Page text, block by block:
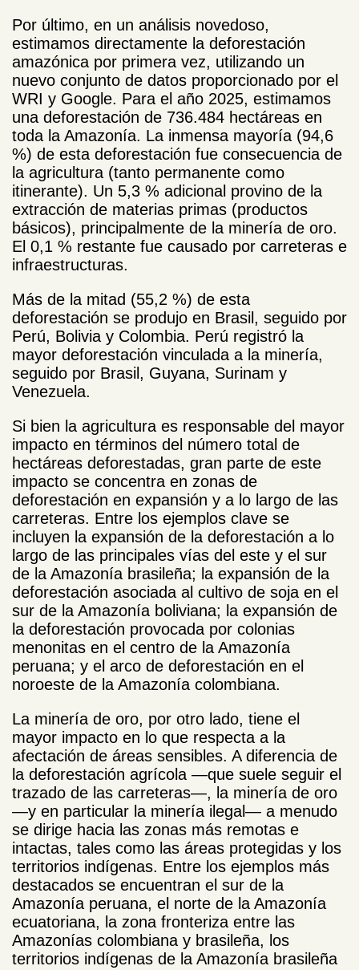
Por último, en un análisis novedoso,
estimamos directamente la deforestación
amazónica por primera vez, utilizando un
nuevo conjunto de datos proporcionado por el
WRI y Google. Para el año 2025, estimamos
una deforestación de 736.484 hectáreas en
toda la Amazonía. La inmensa mayoría (94,6
%) de esta deforestación fue consecuencia de
la agricultura (tanto permanente como
itinerante). Un 5,3 % adicional provino de la
extracción de materias primas (productos
básicos), principalmente de la minería de oro.
El 0,1 % restante fue causado por carreteras e
infraestructuras.
Más de la mitad (55,2 %) de esta
deforestación se produjo en Brasil, seguido por
Perú, Bolivia y Colombia. Perú registró la
mayor deforestación vinculada a la minería,
seguido por Brasil, Guyana, Surinam y
Venezuela.
Si bien la agricultura es responsable del mayor
impacto en términos del número total de
hectáreas deforestadas, gran parte de este
impacto se concentra en zonas de
deforestación en expansión y a lo largo de las
carreteras. Entre los ejemplos clave se
incluyen la expansión de la deforestación a lo
largo de las principales vías del este y el sur
de la Amazonía brasileña; la expansión de la
deforestación asociada al cultivo de soja en el
sur de la Amazonía boliviana; la expansión de
la deforestación provocada por colonias
menonitas en el centro de la Amazonía
peruana; y el arco de deforestación en el
noroeste de la Amazonía colombiana.
La minería de oro, por otro lado, tiene el
mayor impacto en lo que respecta a la
afectación de áreas sensibles. A diferencia de
la deforestación agrícola —que suele seguir el
trazado de las carreteras—, la minería de oro
—y en particular la minería ilegal— a menudo
se dirige hacia las zonas más remotas e
intactas, tales como las áreas protegidas y los
territorios indígenas. Entre los ejemplos más
destacados se encuentran el sur de la
Amazonía peruana, el norte de la Amazonía
ecuatoriana, la zona fronteriza entre las
Amazonías colombiana y brasileña, los
territorios indígenas de la Amazonía brasileña